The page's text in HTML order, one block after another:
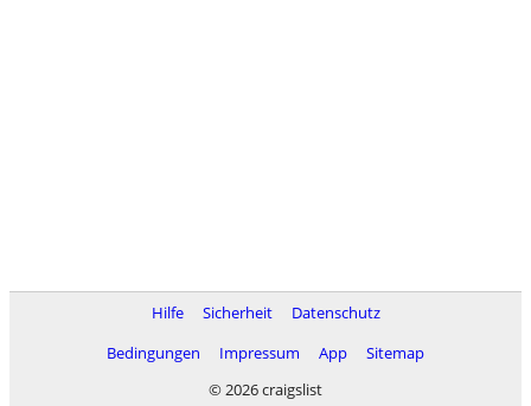
Hilfe Sicherheit
Datenschutz
Bedingungen
Impressum App
Sitemap
© 2026 craigslist